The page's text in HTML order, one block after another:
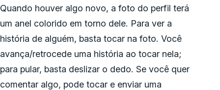
Quando houver algo novo, a foto do perfil terá
um anel colorido em torno dele. Para ver a
história de alguém, basta tocar na foto. Você
avança/retrocede uma história ao tocar nela;
para pular, basta deslizar o dedo. Se você quer
comentar algo, pode tocar e enviar uma